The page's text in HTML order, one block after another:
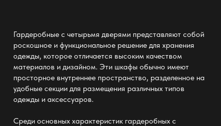
Гардеробные с четырьмя дверями представляют собой
роскошное и функциональное решение для хранения
одежды, которое отличается высоким качеством
материалов и дизайном. Эти шкафы обычно имеют
просторное внутреннее пространство, разделенное на
удобные секции для размещения различных типов
одежды и аксессуаров.
Среди основных характеристик гардеробных с